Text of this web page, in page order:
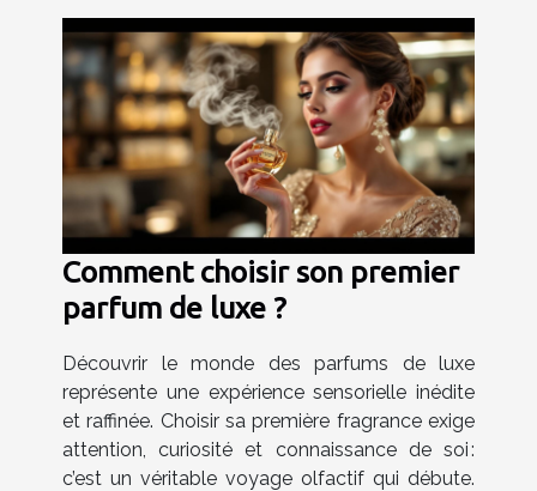
Comment choisir son premier
parfum de luxe ?
Découvrir le monde des parfums de luxe
représente une expérience sensorielle inédite
et raffinée. Choisir sa première fragrance exige
attention, curiosité et connaissance de soi :
c’est un véritable voyage olfactif qui débute.